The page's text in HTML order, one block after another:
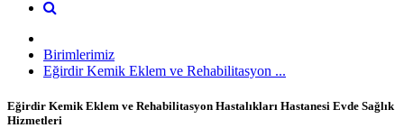
Birimlerimiz
Eğirdir Kemik Eklem ve Rehabilitasyon ...
Eğirdir Kemik Eklem ve Rehabilitasyon Hastalıkları Hastanesi Evde Sağlık
Hizmetleri